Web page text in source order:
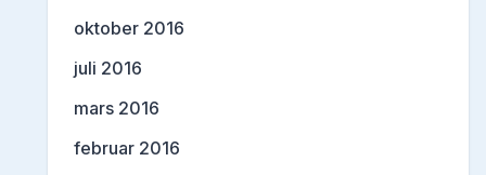
oktober 2016
juli 2016
mars 2016
februar 2016